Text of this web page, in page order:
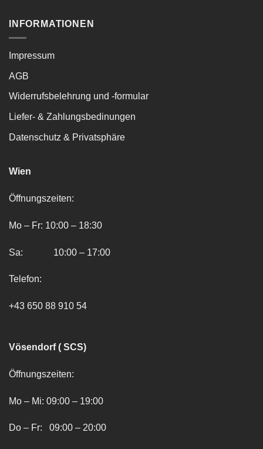
INFORMATIONEN
Impressum
AGB
Widerrufsbelehrung und -formular
Liefer- & Zahlungsbedinungen
Datenschutz & Privatsphäre
Wien
Öffnungszeiten:
Mo – Fr: 10:00 – 18:30
Sa: 10:00 – 17:00
Telefon:
+43 650 88 910 54
Vösendorf ( SCS)
Öffnungszeiten:
Mo – Mi: 09:00 – 19:00
Do – Fr: 09:00 – 20:00